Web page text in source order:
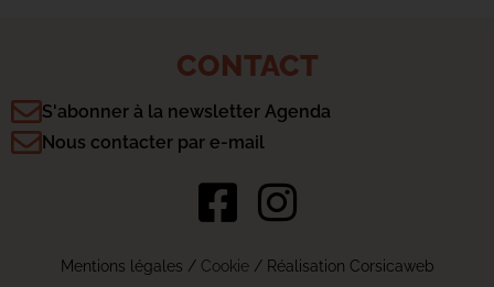
CONTACT
S'abonner à la newsletter Agenda
Nous contacter par e-mail
Mentions légales / Cookie/ Réalisation Corsicaweb